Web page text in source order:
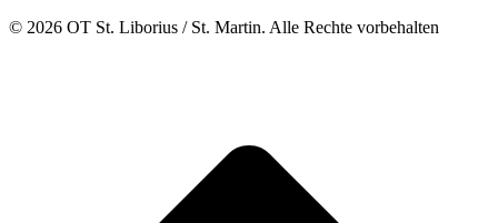
© 2026 OT St. Liborius / St. Martin. Alle Rechte vorbehalten